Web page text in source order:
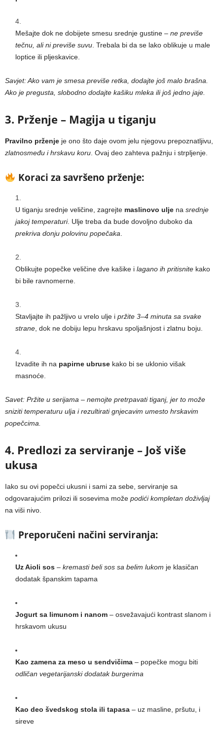
Mešajte dok ne dobijete smesu srednje gustine – ne previše
tečnu, ali ni previše suvu . Trebala bi da se lako oblikuje u male
loptice ili pljeskavice.
Savjet: Ako vam je smesa previše retka, dodajte još malo brašna.
Ako je pregusta, slobodno dodajte kašiku mleka ili još jedno jaje.
3. Prženje – Magija u tiganju
Pravilno prženje je ono što daje ovom jelu njegovu prepoznatljivu,
zlatnosmeđu i hrskavu koru . Ovaj deo zahteva pažnju i strpljenje.
Koraci za savršeno prženje:
U tiganju srednje veličine, zagrejte maslinovo ulje na srednje
jakoj temperaturi. Ulje treba da bude dovoljno duboko da
prekriva donju polovinu popečaka
Oblikujte popečke veličine dve kašike i lagano ih pritisnite kako
bi bile ravnomerne.
Stavljajte ih pažljivo u vrelo ulje i pržite 3–4 minuta sa svake
strane , dok ne dobiju lepu hrskavu spoljašnjost i zlatnu boju.
Izvadite ih na papirne ubruse kako bi se uklonio višak
masnoće.
Savet: Pržite u serijama – nemojte pretrpavati tiganj, jer to može
sniziti temperaturu ulja i rezultirati gnjecavim umesto hrskavim
popečcima.
4. Predlozi za serviranje – Još više
ukusa
Iako su ovi popečci ukusni i sami za sebe, serviranje sa
odgovarajućim prilozi ili sosevima može podići kompletan doživljaj
na viši nivo.
Preporučeni načini serviranja:
Uz Aioli sos – kremasti beli sos sa belim lukom je klasičan
dodatak španskim tapama
Jogurt sa limunom i nanom – osvežavajući kontrast slanom i
hrskavom ukusu
Kao zamena za meso u sendvičima – popečke mogu biti
odličan vegetarijanski dodatak burgerima
Kao deo švedskog stola ili tapasa – uz masline, pršutu, i
sireve